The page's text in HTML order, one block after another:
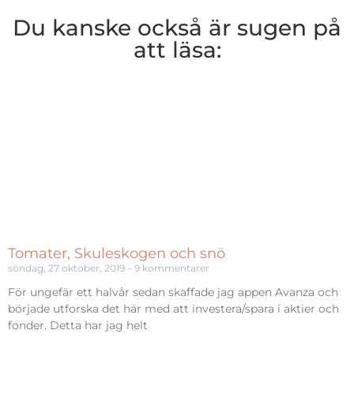
Du kanske också är sugen på
att läsa:
Tomater, Skuleskogen och snö
söndag, 27 oktober, 2019 9 kommentarer
För ungefär ett halvår sedan skaffade jag appen Avanza och
började utforska det här med att investera/spara i aktier och
fonder. Detta har jag helt